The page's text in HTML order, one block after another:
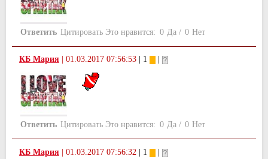
Ответить Цитировать Это нравится: 0 Да / 0 Нет
КБ Мария 01.03.2017 07:56:53 | 1
Ответить Цитировать Это нравится: 0 Да / 0 Нет
КБ Мария 01.03.2017 07:56:32 | 1